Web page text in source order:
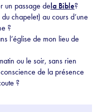
un passage dela Bible?
chapelet) au cours d’une
?
l’église de mon lieu de
ou le soir, sans rien
de la présence
?